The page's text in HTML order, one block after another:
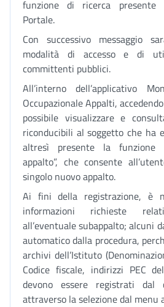
funzione di ricerca presente
Portale.
Con successivo messaggio
modalità di accesso e di
committenti pubblici.
All’interno dell’applicativo
Occupazionale Appalti,
possibile visualizzare e
riconducibili al soggetto che ha
altresì presente la funzione
appalto”, che consente
singolo nuovo appalto.
Ai fini della registrazione, è
informazioni richieste
all’eventuale subappalto; alcuni
automatico dalla procedura,
archivi dell’Istituto
Codice fiscale, indirizzi PEC
devono essere registrati dal
attraverso la selezione dal menu